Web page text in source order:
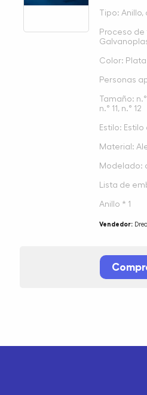
Tipo: Anillo,
Proceso
Color: Plata
Personas
Tamaño: n.°
n.° 11, n.° 12
Estilo:
Material:
Modelado:
Lista de
Anillo * 1
Vendedor: